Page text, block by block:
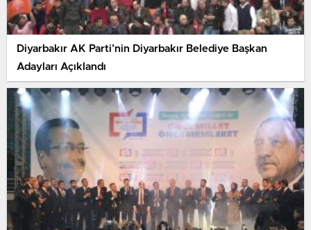
Diyarbakır AK Parti’nin Diyarbakır Belediye Başkan
Adayları Açıklandı